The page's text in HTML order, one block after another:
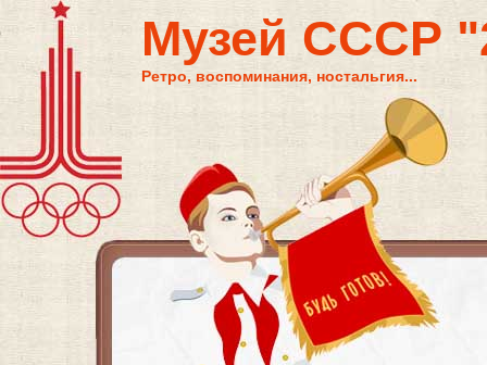
Музей СССР
Ретро, воспоминания, ностальгия...